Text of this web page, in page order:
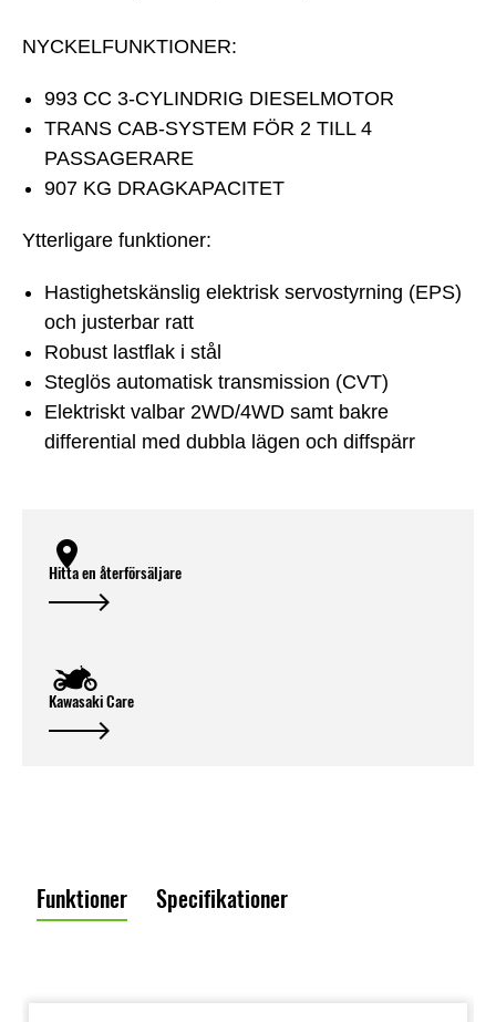
NYCKELFUNKTIONER:
993 CC 3-CYLINDRIG DIESELMOTOR
TRANS CAB-SYSTEM FÖR 2 TILL 4
PASSAGERARE
907 KG DRAGKAPACITET
Ytterligare funktioner:
Hastighetskänslig elektrisk servostyrning (EPS)
och justerbar ratt
Robust lastflak i stål
Steglös automatisk transmission (CVT)
Elektriskt valbar 2WD/4WD samt bakre
differential med dubbla lägen och diffspärr
Hitta en återförsäljare
Kawasaki Care
Funktioner Specifikationer